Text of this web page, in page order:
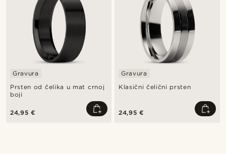
Prsten od čelika u mat crnoj
boji
Gravura
24,95 €
Klasični čelični prsten
Gravura
24,95 €